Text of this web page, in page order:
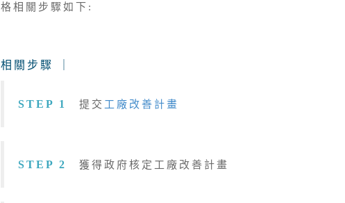
格相關步驟如下:
相關步驟 ｜
STEP 1 提交 工廠改善計畫
STEP 2 獲得政府核定工廠改善計畫